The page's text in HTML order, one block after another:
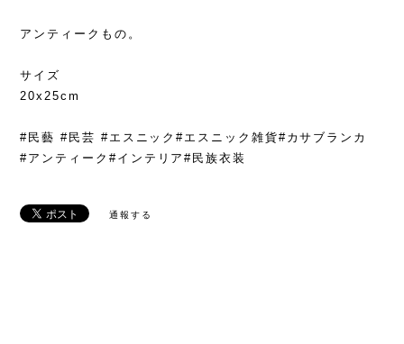
アンティークもの。
サイズ
20x25cm
#民藝 #民芸 #エスニック#エスニック雑貨#カサブランカ
#アンティーク#インテリア#民族衣装
通報する